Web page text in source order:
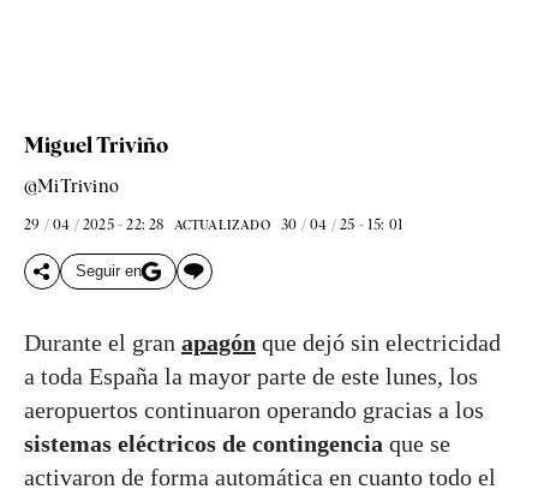
Miguel Triviño
@MiTrivino
29 / 04 / 2025 - 22: 28 ACTUALIZADO 30 / 04 / 25 - 15: 01
Seguir en
Durante el gran apagón que dejó sin electricidad
a toda España la mayor parte de este lunes, los
aeropuertos continuaron operando gracias a los
sistemas eléctricos de contingencia que se
activaron de forma automática en cuanto todo el